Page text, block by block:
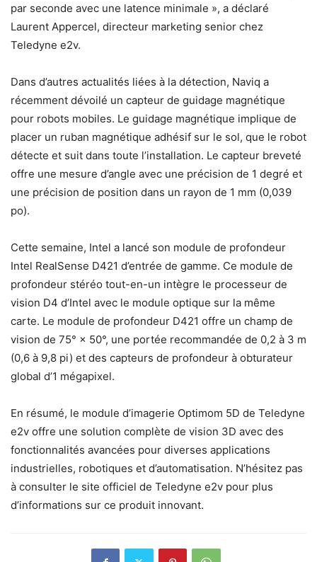
par seconde avec une latence minimale », a déclaré
Laurent Appercel, directeur marketing senior chez
Teledyne e2v.
Dans d’autres actualités liées à la détection, Naviq a
récemment dévoilé un capteur de guidage magnétique
pour robots mobiles. Le guidage magnétique implique de
placer un ruban magnétique adhésif sur le sol, que le robot
détecte et suit dans toute l’installation. Le capteur breveté
offre une mesure d’angle avec une précision de 1 degré et
une précision de position dans un rayon de 1 mm (0,039
po).
Cette semaine, Intel a lancé son module de profondeur
Intel RealSense D421 d’entrée de gamme. Ce module de
profondeur stéréo tout-en-un intègre le processeur de
vision D4 d’Intel avec le module optique sur la même
carte. Le module de profondeur D421 offre un champ de
vision de 75° × 50°, une portée recommandée de 0,2 à 3 m
(0,6 à 9,8 pi) et des capteurs de profondeur à obturateur
global d’1 mégapixel.
En résumé, le module d’imagerie Optimom 5D de Teledyne
e2v offre une solution complète de vision 3D avec des
fonctionnalités avancées pour diverses applications
industrielles, robotiques et d’automatisation. N’hésitez pas
à consulter le site officiel de Teledyne e2v pour plus
d’informations sur ce produit innovant.